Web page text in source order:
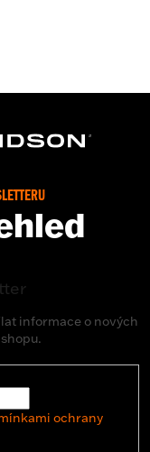
informace o nových
ochrany